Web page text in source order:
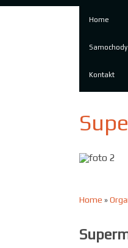
Home
Samochody
Kontakt
Home »